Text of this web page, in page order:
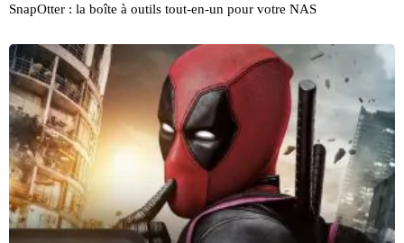
SnapOtter : la boîte à outils tout-en-un pour votre NAS